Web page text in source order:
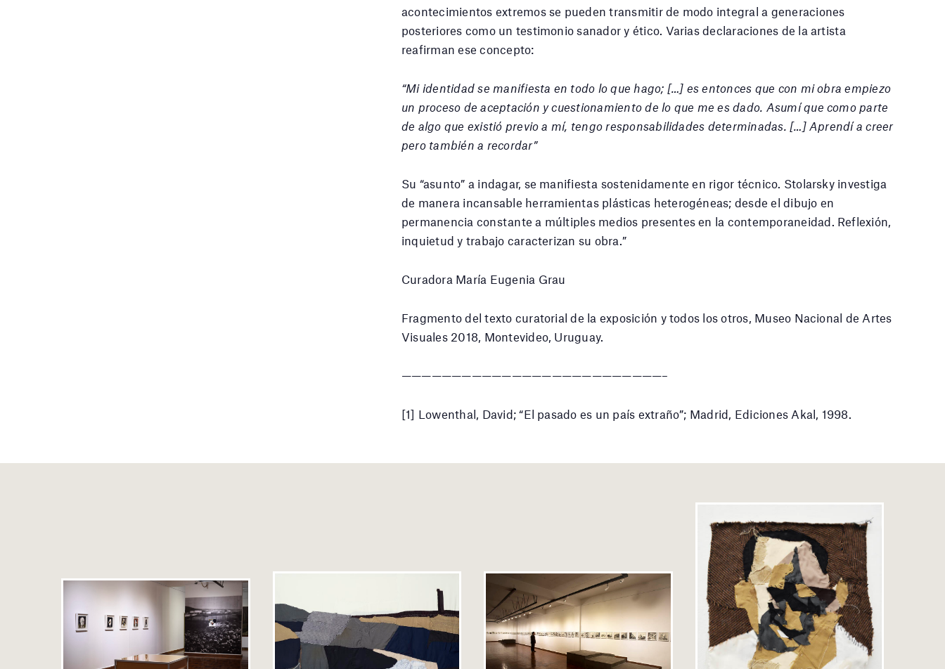
acontecimientos extremos se pueden transmitir de modo integral a generaciones
posteriores como un testimonio sanador y ético. Varias declaraciones de la artista
reafirman ese concepto:
“Mi identidad se manifiesta en todo lo que hago; […] es entonces que con mi obra empiezo
un proceso de aceptación y cuestionamiento de lo que me es dado. Asumí que como parte
de algo que existió previo a mí, tengo responsabilidades determinadas. […] Aprendí a creer
pero también a recordar”
Su “asunto” a indagar, se manifiesta sostenidamente en rigor técnico. Stolarsky investiga
de manera incansable herramientas plásticas heterogéneas; desde el dibujo en
permanencia constante a múltiples medios presentes en la contemporaneidad. Reflexión,
inquietud y trabajo caracterizan su obra.”
Curadora María Eugenia Grau
Fragmento del texto curatorial de la exposición y todos los otros, Museo Nacional de Artes
Visuales 2018, Montevideo, Uruguay.
——————————————————————————–
[1] Lowenthal, David; “El pasado es un país extraño”; Madrid, Ediciones Akal, 1998.